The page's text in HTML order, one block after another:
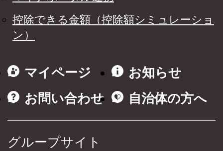
控除できる金額（控除額シミュレーショ
ン）
マイページ
お知らせ
お問い合わせ
自治体の方へ
グループサイト